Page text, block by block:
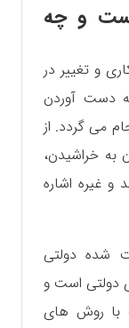
و چه
و تغییر در
دست آوردن
می گردد. از
به خراشیدن،
و غیره اشاره
شده دولتی
دولتی است و
با روش های